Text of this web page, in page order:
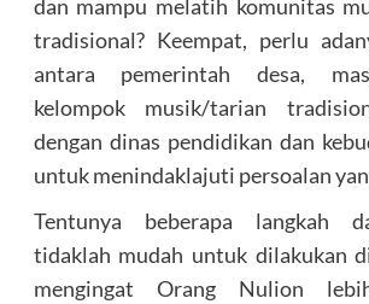
dan mampu melatih komunitas
tradisional? Keempat, perlu
antara pemerintah desa,
kelompok musik/tarian
dengan dinas pendidikan dan
untuk menindaklajuti persoalan
Tentunya beberapa langkah
tidaklah mudah untuk dilakukan
mengingat Orang Nulion